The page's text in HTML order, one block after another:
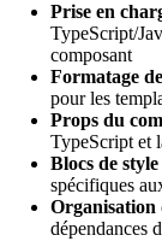
JSX Beautifier
Vue Beautifier
SCSS Beautifier
JSON Beautifier
XML Beautifier
YAML
Prise en
TypeScript/
composant
Formatage
pour les
Props du
TypeScript et
Blocs de style
spécifiques
Organisation
dépendances